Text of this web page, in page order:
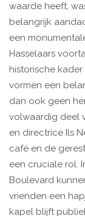
waarde heeft,
belangrijk
een
Hasselaars
historische
vormen een
dan ook geen
volwaardig deel
en directrice Ils
café en de
een cruciale rol.
Boulevard
vrienden een
kapel blijft